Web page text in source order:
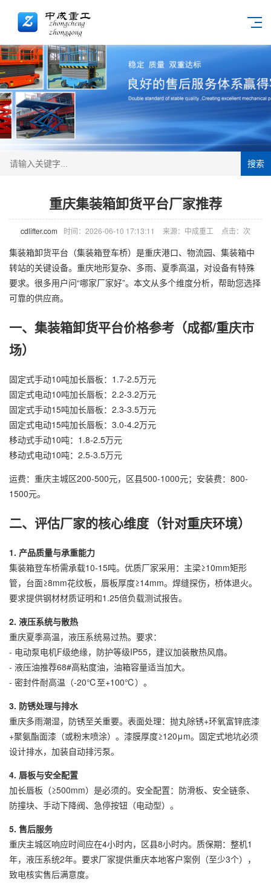
搜索
重庆集装箱卸货平台厂家推荐
cdlifter.com 时间：2026-06-10 17:13:11 来源：中成重工 点击： 次
集装箱卸货平台（集装箱登车桥）是重庆港口、物流园、集装箱中
转站的关键设备。重庆地形复杂、多雨、夏季高温，对设备有特殊
要求。很多用户问“哪家厂家好”。本文从多个维度分析，帮助您选择
可靠的供应商。
一、集装箱卸货平台价格参考（成都/重庆市
场）
固定式手动10吨加长唇板：1.7-2.5万元
固定式电动10吨加长唇板：2.2-3.2万元
固定式手动15吨加长唇板：2.3-3.5万元
固定式电动15吨加长唇板：3.0-4.2万元
移动式手动10吨：1.8-2.5万元
移动式电动10吨：2.5-3.5万元
运费：重庆主城区200-500元，区县500-1000元；安装费：800-
1500元。
二、评估厂家的核心维度（针对重庆环境）
1. 产品质量与承重能力
集装箱登车桥需承载10-15吨。优质厂家采用：主梁≥10mm矩形
管，台面≥8mm花纹板，唇板厚度≥14mm。焊缝探伤，桥体退火。
要求提供钢材材质证明和1.25倍负载测试报告。
2. 液压系统与散热
重庆夏季高温，液压系统易过热。要求：
- 电动泵电机F级绝缘，防护等级IP55，建议加装散热风扇。
- 液压油推荐68#高粘度油，油箱容量适当加大。
- 密封件耐高温（-20℃至+100℃）。
3. 防锈处理与排水
重庆多雨潮湿，防锈至关重要。表面处理：抛丸除锈+环氧富锌底漆
+聚氨酯面漆（或粉末喷涂）。漆膜厚度≥120μm。固定式地坑必须
设计排水，加装自动排污泵。
4. 唇板与安全配置
加长唇板（≥500mm）是必须的。安全配置：防滑板、安全链条、
防撞块、手动下降阀、急停按钮（电动型）。
5. 售后服务
重庆主城区响应时间应在4小时内，区县8小时内。质保期：整机1
年，液压系统2年。要求厂家提供重庆本地客户案例（至少3个），
致电核实售后满意度。